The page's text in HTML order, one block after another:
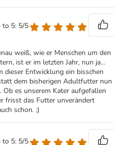
to 5: 5/5
weiß, wie er Menschen um den
ist er im letzten Jahr, nun ja…
dieser Entwicklung ein bisschen
dem bisherigen Adultfutter nun
Ob es unserem Kater aufgefallen
frisst das Futter unverändert
schon. ;)
to 5: 5/5